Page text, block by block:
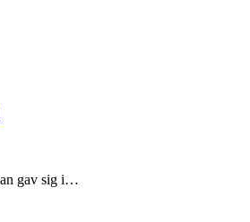
gav sig i…